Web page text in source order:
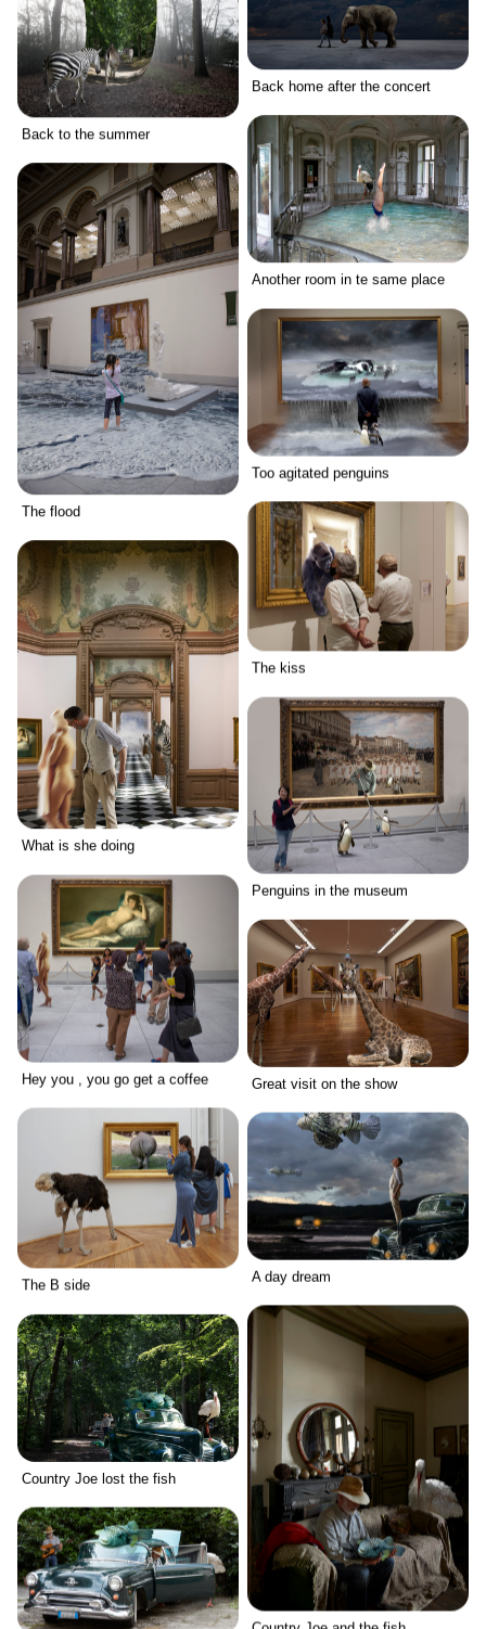
Back home after the concert
Back to the summer
Another room in te same place
The flood
Too agitated penguins
The kiss
What is she doing
Penguins in the museum
Hey you , you go get a coffee Great visit on the show
The B side
A day dream
Country Joe lost the fish